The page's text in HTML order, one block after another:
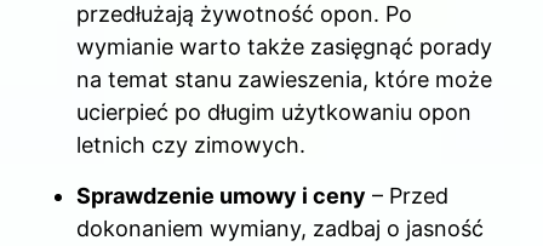
przedłużają żywotność opon. Po
wymianie warto także zasięgnąć porady
na temat stanu zawieszenia, które może
ucierpieć po długim użytkowaniu opon
letnich czy zimowych.
Sprawdzenie umowy i ceny – Przed
dokonaniem wymiany, zadbaj o jasność